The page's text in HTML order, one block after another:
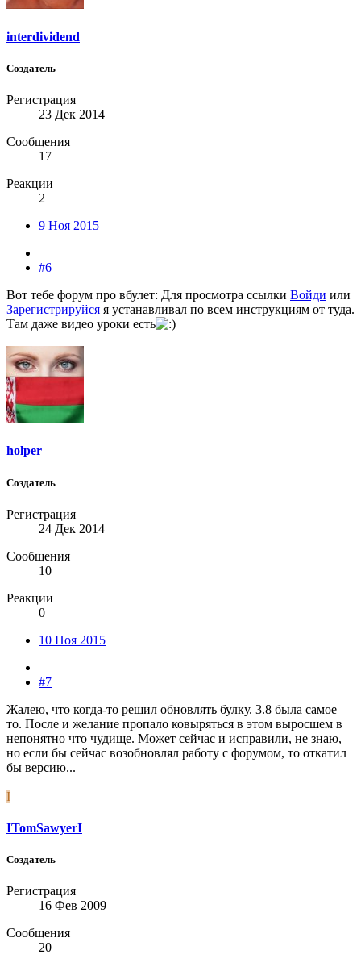
interdividend
Создатель
Регистрация
23 Дек 2014
Сообщения
17
Реакции
2
9 Ноя 2015
#6
Вот тебе форум про вбулет: Для просмотра ссылки Войди или
Зарегистрируйся я устанавливал по всем инструкциям от туда.
Там даже видео уроки есть
holper
Создатель
Регистрация
24 Дек 2014
Сообщения
10
Реакции
0
10 Ноя 2015
#7
Жалею, что когда-то решил обновлять булку. 3.8 была самое
то. После и желание пропало ковыряться в этом выросшем в
непонятно что чудище. Может сейчас и исправили, не знаю,
но если бы сейчас возобновлял работу с форумом, то откатил
бы версию...
I
ITomSawyerI
Создатель
Регистрация
16 Фев 2009
Сообщения
20